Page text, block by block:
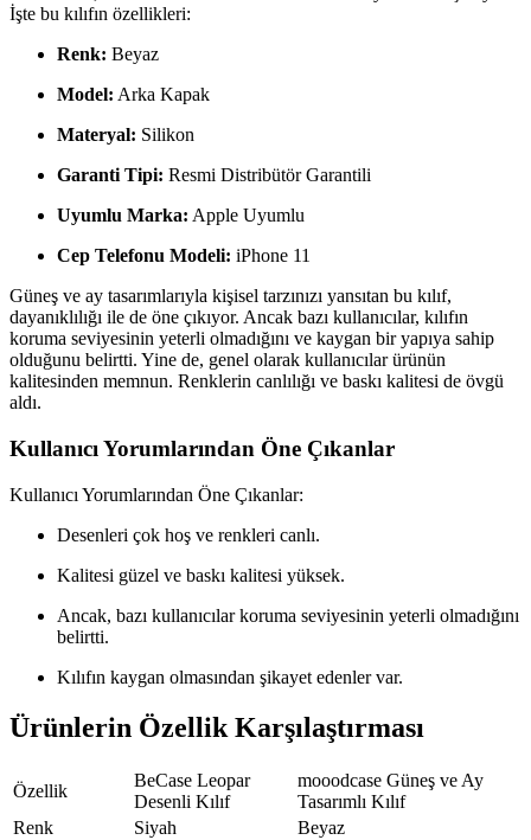
İşte bu kılıfın özellikleri:
Renk: Beyaz
Model: Arka Kapak
Materyal: Silikon
Garanti Tipi: Resmi Distribütör Garantili
Uyumlu Marka: Apple Uyumlu
Cep Telefonu Modeli: iPhone 11
Güneş ve ay tasarımlarıyla kişisel tarzınızı yansıtan bu kılıf,
dayanıklılığı ile de öne çıkıyor. Ancak bazı kullanıcılar, kılıfın
koruma seviyesinin yeterli olmadığını ve kaygan bir yapıya sahip
olduğunu belirtti. Yine de, genel olarak kullanıcılar ürünün
kalitesinden memnun. Renklerin canlılığı ve baskı kalitesi de övgü
aldı.
Kullanıcı Yorumlarından Öne Çıkanlar
Kullanıcı Yorumlarından Öne Çıkanlar:
Desenleri çok hoş ve renkleri canlı.
Kalitesi güzel ve baskı kalitesi yüksek.
Ancak, bazı kullanıcılar koruma seviyesinin yeterli olmadığını
belirtti.
Kılıfın kaygan olmasından şikayet edenler var.
Ürünlerin Özellik Karşılaştırması
Özellik
BeCase Leopar
Desenli Kılıf
mooodcase Güneş ve Ay
Tasarımlı Kılıf
Renk
Siyah
Beyaz